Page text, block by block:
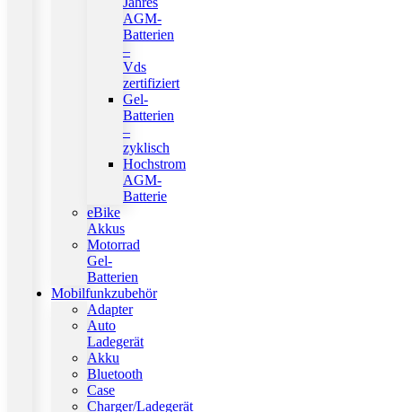
AGM-
Batterien
–
Vds
zertifiziert
Gel-
Batterien
–
zyklisch
Hochstrom
AGM-
Batterie
eBike
Akkus
Motorrad
Gel-
Batterien
Mobilfunkzubehör
Adapter
Auto
Ladegerät
Akku
Bluetooth
Case
Charger/Ladegerät